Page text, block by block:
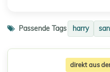
Passende Tags harry
direkt aus